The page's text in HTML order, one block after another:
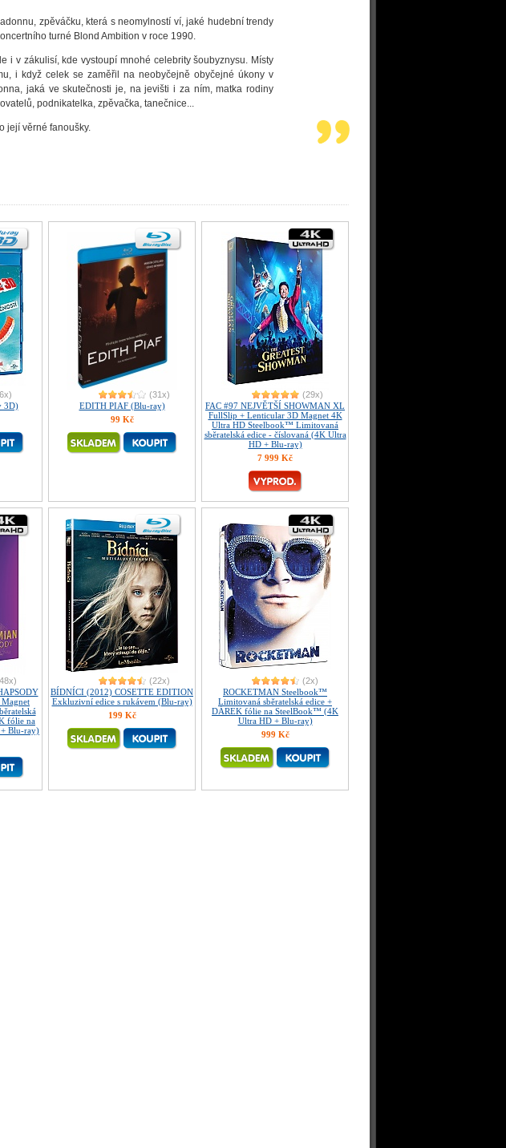
zpěváčku, která s neomylností ví, jaké hudební trendy
turné Blond Ambition v roce 1990.
i v zákulisí, kde vystoupí mnohé celebrity šoubyznysu. Místy
i když celek se zaměřil na neobyčejně obyčejné úkony v
jaká ve skutečnosti je, na jevišti i za ním, matka rodiny
podnikatelka, zpěvačka, tanečnice...
její věrné fanoušky.
3D)
(31x)
EDITH PIAF (Blu-ray)
99 Kč
(29x)
FAC #97 NEJVĚTŠÍ SHOWMAN XL
FullSlip + Lenticular 3D Magnet 4K
Ultra HD Steelbook™ Limitovaná
sběratelská edice - číslovaná (4K Ultra
HD + Blu-ray)
7 999 Kč
fólie na
Blu-ray)
(22x)
BÍDNÍCI (2012) COSETTE EDITION
Exkluzivní edice s rukávem (Blu-ray)
199 Kč
(2x)
ROCKETMAN Steelbook™
Limitovaná sběratelská edice +
DÁREK fólie na SteelBook™ (4K
Ultra HD + Blu-ray)
999 Kč